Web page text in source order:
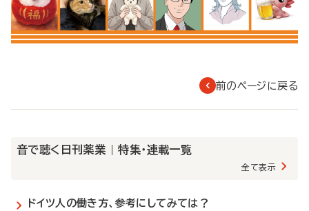
前のページに戻る
音で聴く日刊薬業 | 特集・連載一覧
全て表示
ドイツ人の働き方、参考にしてみては？